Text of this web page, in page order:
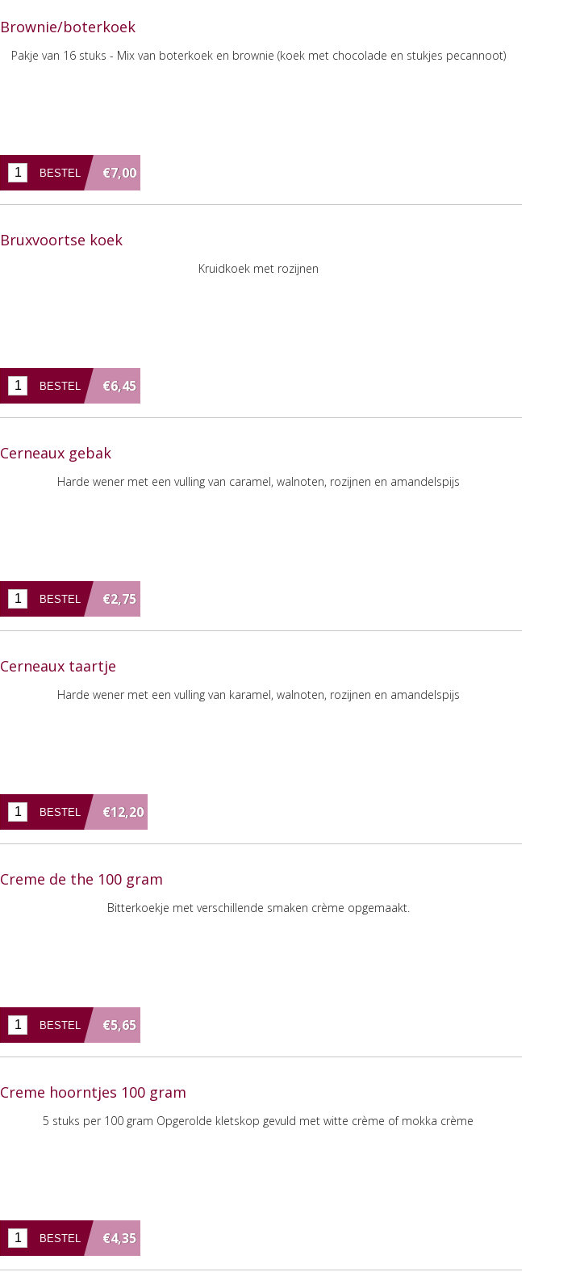
Brownie/boterkoek
Pakje van 16 stuks - Mix van boterkoek en brownie (koek met chocolade en stukjes pecannoot)
€7,00
Bruxvoortse koek
Kruidkoek met rozijnen
€6,45
Cerneaux gebak
Harde wener met een vulling van caramel, walnoten, rozijnen en amandelspijs
€2,75
Cerneaux taartje
Harde wener met een vulling van karamel, walnoten, rozijnen en amandelspijs
€12,20
Creme de the 100 gram
Bitterkoekje met verschillende smaken crème opgemaakt.
€5,65
Creme hoorntjes 100 gram
5 stuks per 100 gram Opgerolde kletskop gevuld met witte crème of mokka crème
€4,35